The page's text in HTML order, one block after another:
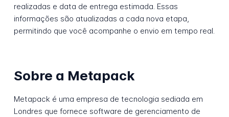
realizadas e data de entrega estimada. Essas
informações são atualizadas a cada nova etapa,
permitindo que você acompanhe o envio em tempo real.
Sobre a Metapack
Metapack é uma empresa de tecnologia sediada em
Londres que fornece software de gerenciamento de